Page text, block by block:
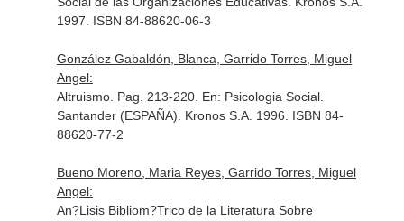
1997. ISBN 84-88620-06-3
González Gabaldón, Blanca, Garrido Torres, Miguel
Angel:
Altruismo. Pag. 213-220. En: Psicologia Social.
Santander (ESPAÑA). Kronos S.A. 1996. ISBN 84-
88620-77-2
Bueno Moreno, Maria Reyes, Garrido Torres, Miguel
Angel:
An?Lisis Bibliom?Trico de la Literatura Sobre